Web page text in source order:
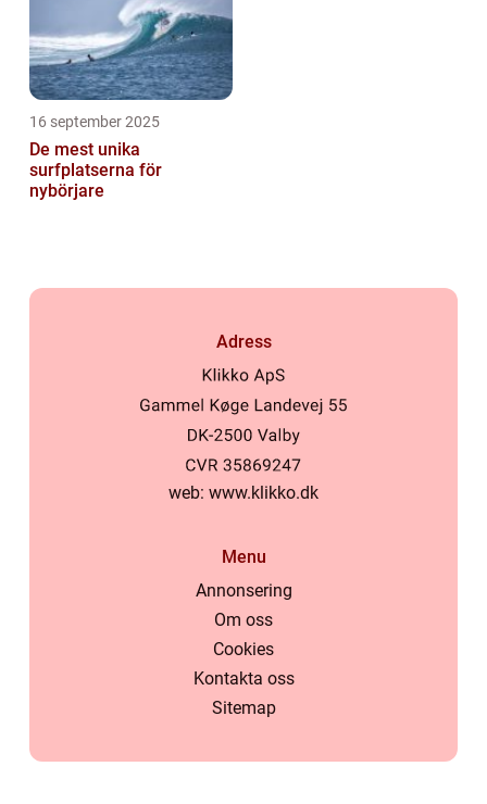
16 september 2025
De mest unika
surfplatserna för
nybörjare
Adress
web: www.klikko.dk
Menu
Annonsering
Om oss
Cookies
Kontakta oss
Sitemap